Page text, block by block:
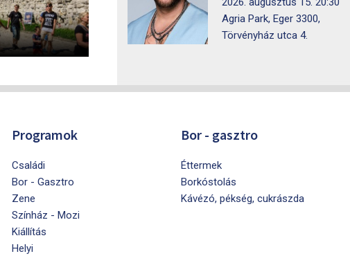
Agria Park, Eger 3300,
Törvényház utca 4.
Programok
Családi
Bor - Gasztro
Zene
Színház - Mozi
Kiállítás
Helyi
Bor - gasztro
Éttermek
Borkóstolás
Kávézó, pékség, cukrászda